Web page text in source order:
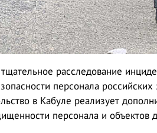
расследование
персонала российских
в Кабуле реализует
персонала и объектов